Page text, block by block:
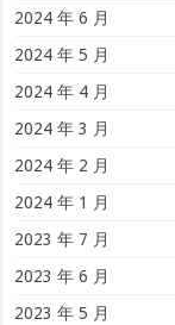
2024 年 6 月
2024 年 5 月
2024 年 4 月
2024 年 3 月
2024 年 2 月
2024 年 1 月
2023 年 7 月
2023 年 6 月
2023 年 5 月